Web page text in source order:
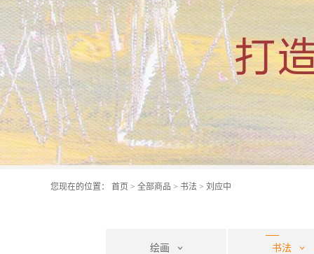
您现在的位置： 首页 > 全部商品 > 书法 > 刘应中
绘画 书法